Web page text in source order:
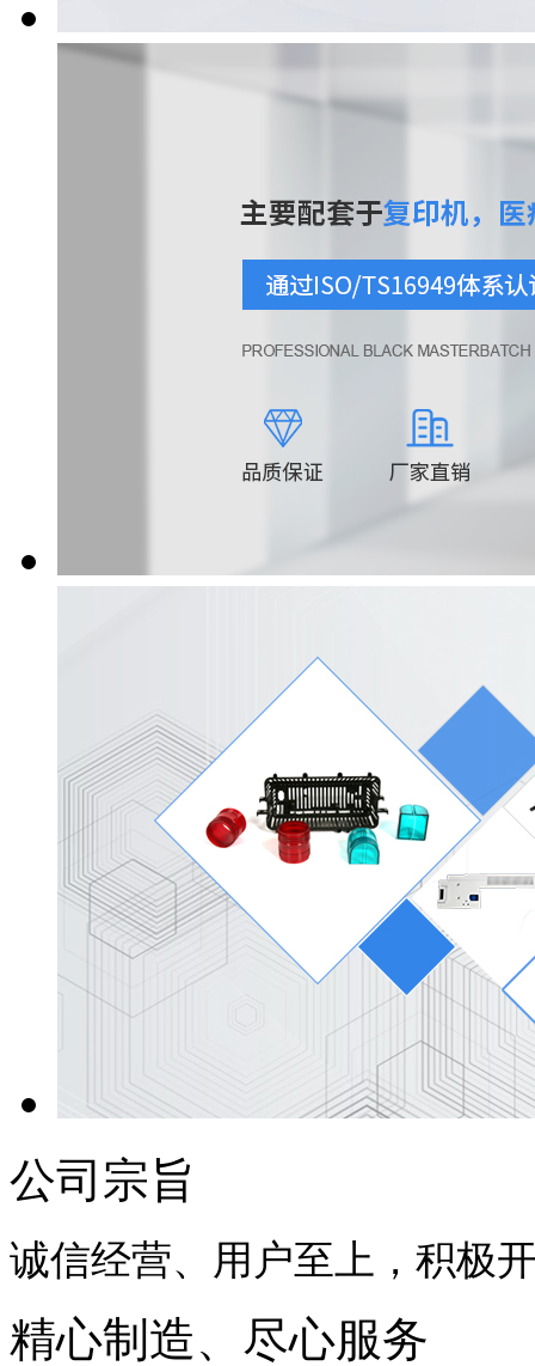
公司宗旨
诚信经营、用户至上，积极
精心制造、尽心服务